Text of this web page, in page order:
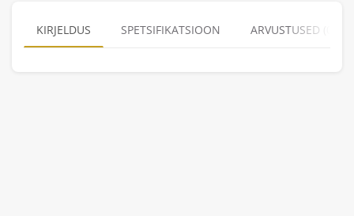
KIRJELDUS SPETSIFIKATSIOON ARVUSTUSED (0)